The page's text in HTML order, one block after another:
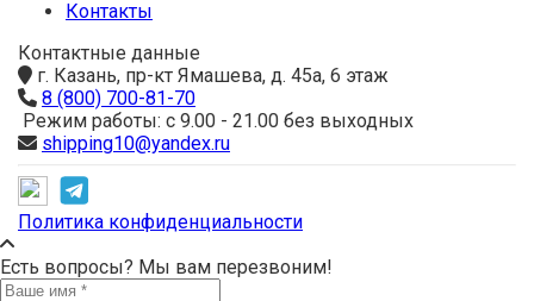
Контакты
Контактные данные
г. Казань, пр-кт Ямашева, д. 45а, 6 этаж
8 (800) 700-81-70
Режим работы: с 9.00 - 21.00 без выходных
shipping10@yandex.ru
Политика конфиденциальности
Есть вопросы? Мы вам перезвоним!